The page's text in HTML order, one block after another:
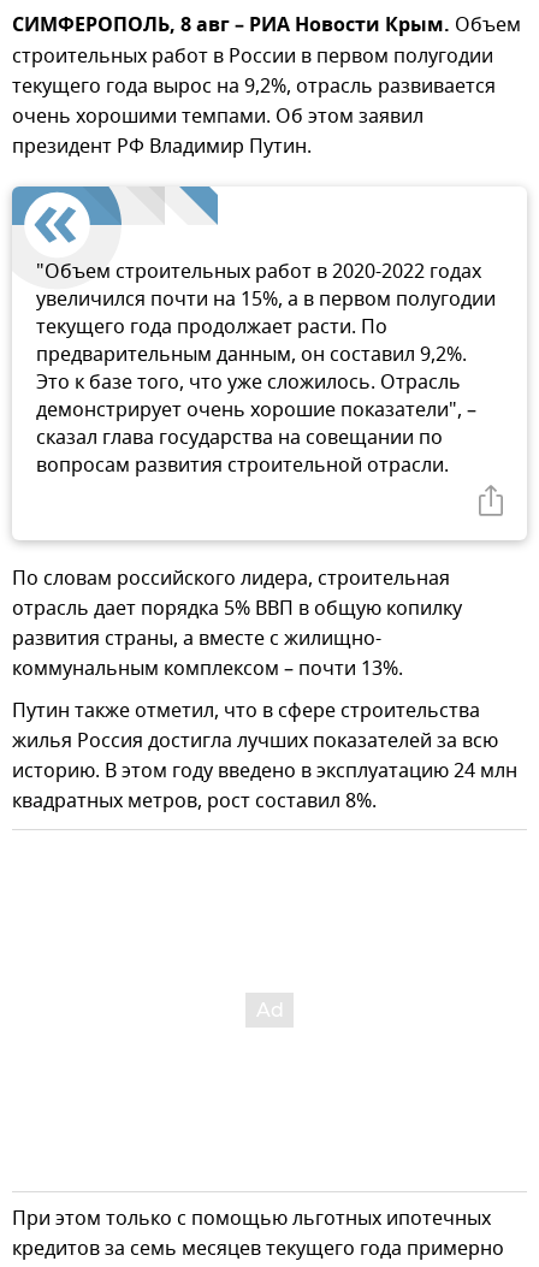
СИМФЕРОПОЛЬ, 8 авг – РИА Новости Крым. Объем
строительных работ в России в первом полугодии
текущего года вырос на 9,2%, отрасль развивается
очень хорошими темпами. Об этом заявил
президент РФ Владимир Путин.
"Объем строительных работ в 2020-2022 годах
увеличился почти на 15%, а в первом полугодии
текущего года продолжает расти. По
предварительным данным, он составил 9,2%.
Это к базе того, что уже сложилось. Отрасль
демонстрирует очень хорошие показатели", –
сказал глава государства на совещании по
вопросам развития строительной отрасли.
По словам российского лидера, строительная
отрасль дает порядка 5% ВВП в общую копилку
развития страны, а вместе с жилищно-
коммунальным комплексом – почти 13%.
Путин также отметил, что в сфере строительства
жилья Россия достигла лучших показателей за всю
историю. В этом году введено в эксплуатацию 24 млн
квадратных метров, рост составил 8%.
При этом только с помощью льготных ипотечных
кредитов за семь месяцев текущего года примерно